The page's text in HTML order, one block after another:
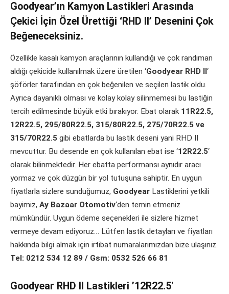
Goodyear’ın Kamyon Lastikleri Arasında
Çekici İçin Özel Ürettiği ‘RHD II’ Desenini Çok
Beğeneceksiniz.
Özellikle kasalı kamyon araçlarının kullandığı ve çok randıman
aldığı çekicide kullanılmak üzere üretilen ‘Goodyear RHD II‘
şöförler tarafından en çok beğenilen ve seçilen lastik oldu.
Ayrıca dayanıklı olması ve kolay kolay silinmemesi bu lastiğin
tercih edilmesinde büyük etki bırakıyor. Ebat olarak 11R22.5,
12R22.5, 295/80R22.5, 315/80R22.5, 275/70R22.5 ve
315/70R22.5 gibi ebatlarda bu lastik deseni yani RHD II
mevcuttur. Bu desende en çok kullanılan ebat ise ‘12R22.5‘
olarak bilinmektedir. Her ebatta performansı aynıdır aracı
yormaz ve çok düzgün bir yol tutuşuna sahiptir. En uygun
fiyatlarla sizlere sunduğumuz, Goodyear Lastiklerini yetkili
bayimiz, Ay Bazaar Otomotiv‘den temin etmeniz
mümkündür. Uygun ödeme seçenekleri ile sizlere hizmet
vermeye devam ediyoruz… Lütfen lastik detayları ve fiyatları
hakkında bilgi almak için irtibat numaralarımızdan bize ulaşınız.
Tel: 0212 534 12 89 / Gsm: 0532 526 66 81
Goodyear RHD II Lastikleri ’12R22.5′